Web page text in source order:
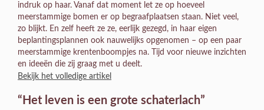
indruk op haar. Vanaf dat moment let ze op hoeveel
meerstammige bomen er op begraafplaatsen staan. Niet veel,
zo blijkt. En zelf heeft ze ze, eerlijk gezegd, in haar eigen
beplantingsplannen ook nauwelijks opgenomen – op een paar
meerstammige krentenboompjes na. Tijd voor nieuwe inzichten
en ideeën die zij graag met u deelt.
Bekijk het volledige artikel
“Het leven is een grote schaterlach”